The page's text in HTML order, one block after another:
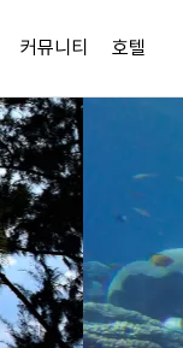
커뮤니티 호텔